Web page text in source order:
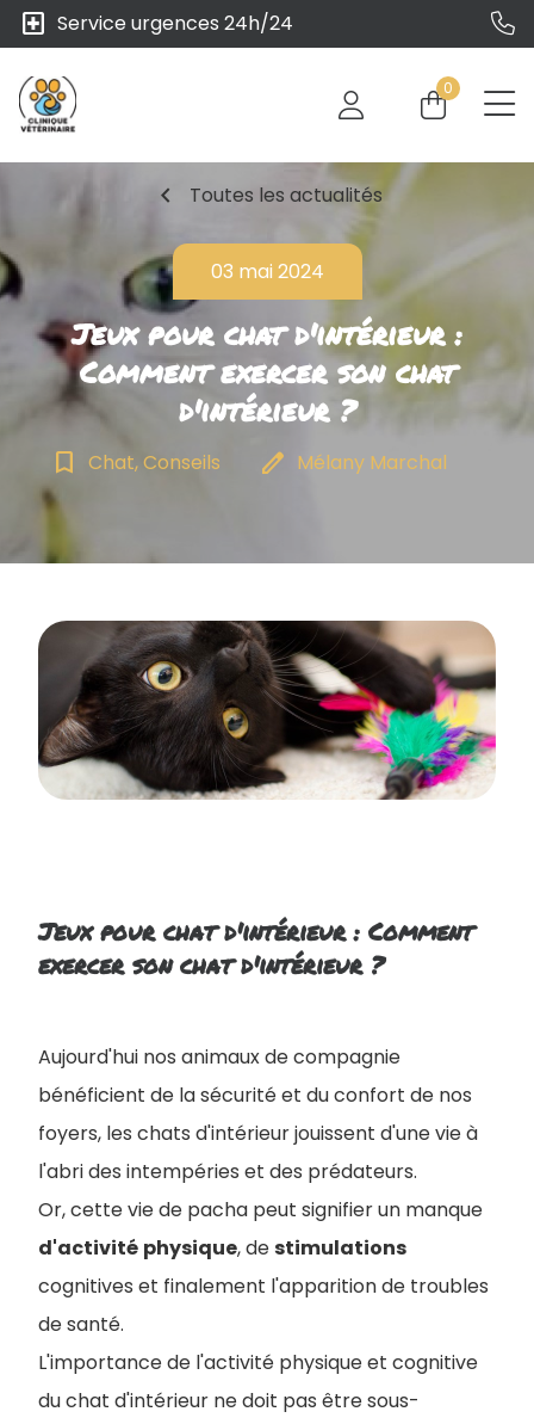
local_hospital Service urgences 24h/24
0
chevron_left Toutes les actualités
03 mai 2024
Jeux pour chat d'intérieur :
Comment exercer son chat
d'intérieur ?
bookmark_border Chat, Conseils edit Mélany Marchal
Jeux pour chat d'intérieur : Comment
exercer son chat d'intérieur ?
Aujourd'hui nos animaux de compagnie
bénéficient de la sécurité et du confort de nos
foyers, les chats d'intérieur jouissent d'une vie à
l'abri des intempéries et des prédateurs.
Or, cette vie de pacha peut signifier un manque
d'activité physique, destimulations
cognitives et finalement l'apparition de troubles
de santé.
L'importance de l'activité physique et cognitive
du chat d'intérieur ne doit pas être sous-